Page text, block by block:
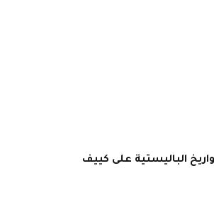
الباليستية على كييف